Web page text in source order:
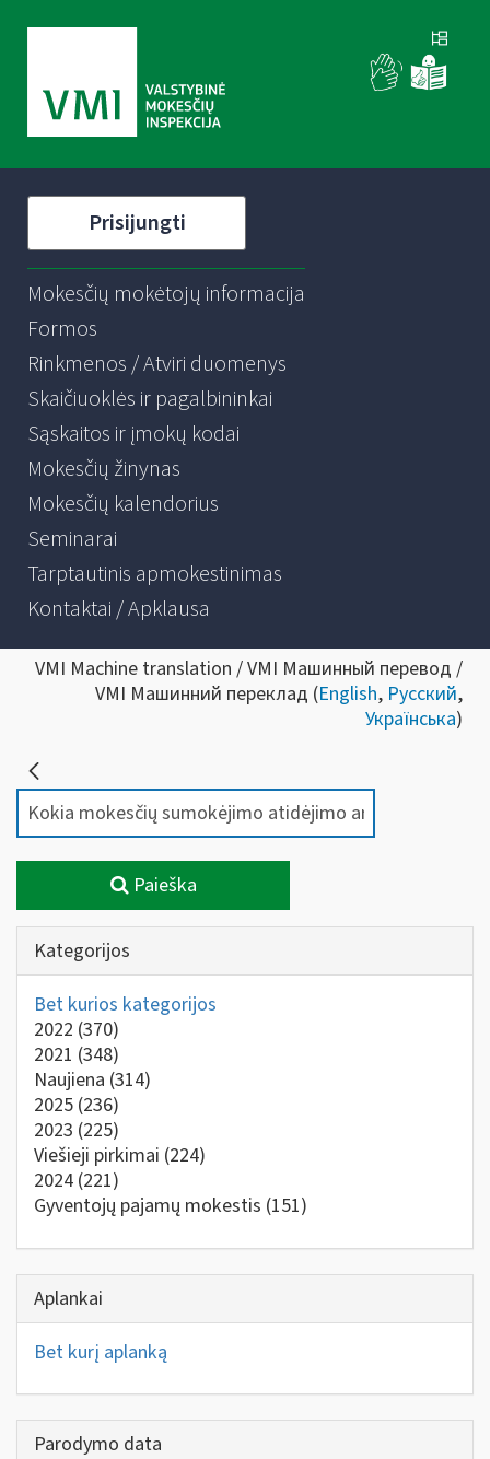
Prisijungti
Mokesčių mokėtojų informacija
Formos
Rinkmenos / Atviri duomenys
Skaičiuoklės ir pagalbininkai
Sąskaitos ir įmokų kodai
Mokesčių žinynas
Mokesčių kalendorius
Seminarai
Tarptautinis apmokestinimas
Kontaktai / Apklausa
VMI Machine translation / VMI Машинный перевод /
VMI Машинний переклад (English, Русский,
Українська)
Paieška
Kategorijos
Bet kurios kategorijos
2022 (370)
2021 (348)
Naujiena (314)
2025 (236)
2023 (225)
Viešieji pirkimai (224)
2024 (221)
Gyventojų pajamų mokestis (151)
Aplankai
Bet kurį aplanką
Parodymo data